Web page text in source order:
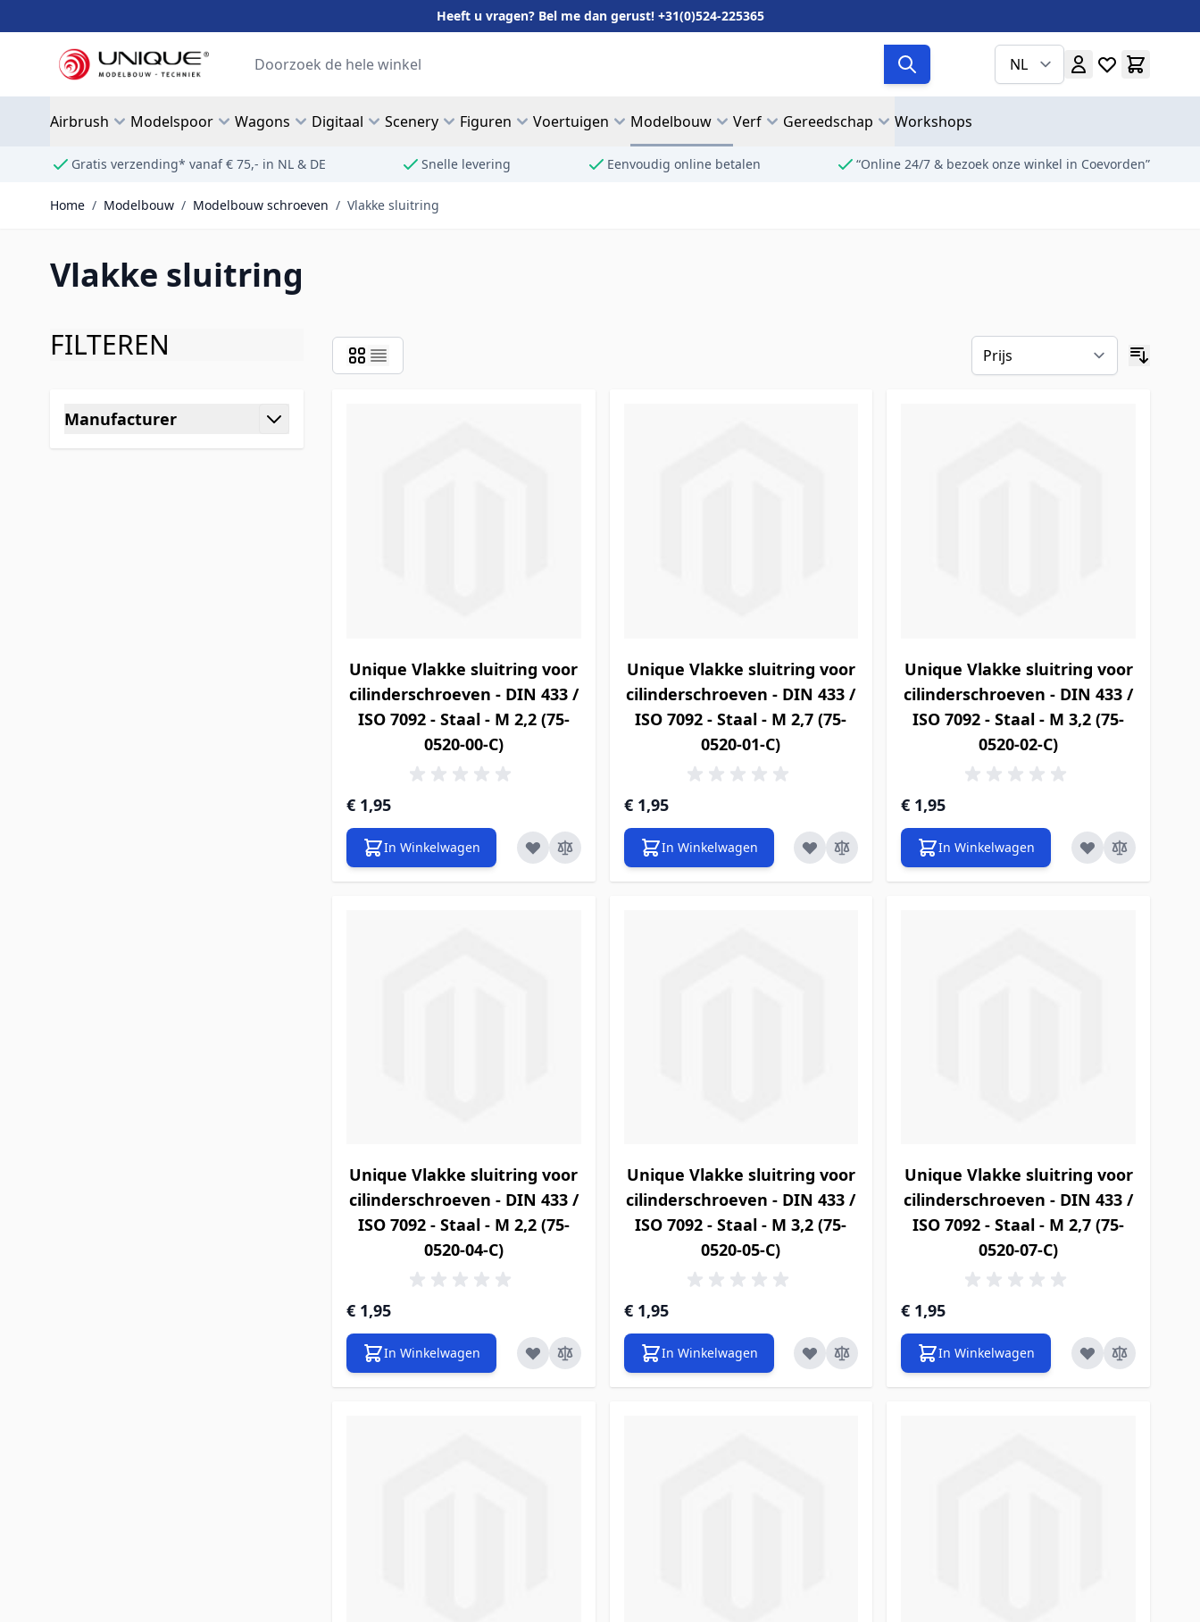
Heeft u vragen? Bel me dan gerust! +31(0)524-225365
NL
Search
Airbrush Modelspoor Wagons Digitaal Scenery Figuren Voertuigen Modelbouw Verf Gereedschap Workshops
Gratis verzending* vanaf € 75,- in NL & DE Snelle levering Eenvoudig online betalen “Online 24/7 & bezoek onze winkel in Coevorden”
Home / Modelbouw / Modelbouw schroeven / Vlakke sluitring
Vlakke sluitring
FILTEREN
Doorgaan naar productlijst
Manufacturer
filter
Unique Vlakke sluitring voor
cilinderschroeven - DIN 433 /
ISO 7092 - Staal - M 2,2 (75-
0520-00-C)
€ 1,95
In Winkelwagen
Unique Vlakke sluitring voor
cilinderschroeven - DIN 433 /
ISO 7092 - Staal - M 2,7 (75-
0520-01-C)
€ 1,95
In Winkelwagen
Unique Vlakke sluitring voor
cilinderschroeven - DIN 433 /
ISO 7092 - Staal - M 3,2 (75-
0520-02-C)
€ 1,95
In Winkelwagen
Unique Vlakke sluitring voor
cilinderschroeven - DIN 433 /
ISO 7092 - Staal - M 2,2 (75-
0520-04-C)
€ 1,95
In Winkelwagen
Unique Vlakke sluitring voor
cilinderschroeven - DIN 433 /
ISO 7092 - Staal - M 3,2 (75-
0520-05-C)
€ 1,95
In Winkelwagen
Unique Vlakke sluitring voor
cilinderschroeven - DIN 433 /
ISO 7092 - Staal - M 2,7 (75-
0520-07-C)
€ 1,95
In Winkelwagen